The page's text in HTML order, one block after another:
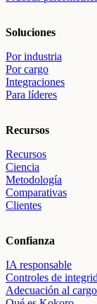
Soluciones
Por industria
Por cargo
Integraciones
Para líderes
Recursos
Recursos
Ciencia
Metodología
Comparativas
Clientes
Confianza
IA responsable
Controles de
Adecuación al cargo